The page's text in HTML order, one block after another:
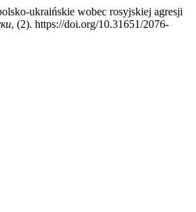
ukraińskie wobec rosyjskiej agresji
, (2). https://doi.org/10.31651/2076-